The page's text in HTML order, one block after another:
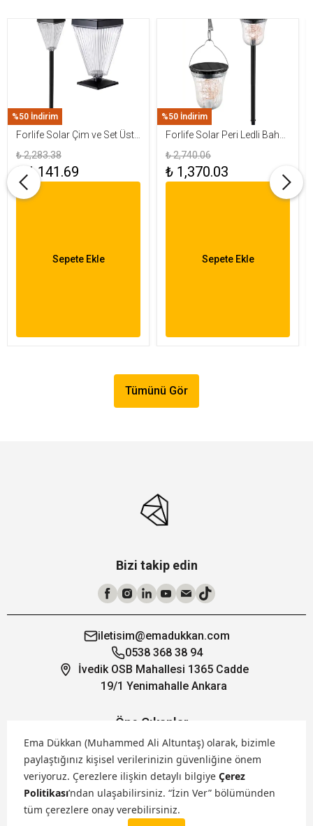
Ema Dükkan (Muhammed Ali Altuntaş) olarak, bizimle
paylaştığınız kişisel verilerinizin güvenliğine önem
veriyoruz. Çerezlere ilişkin detaylı bilgiye Çerez
Politikası’ndan ulaşabilirsiniz. “İzin Ver” bölümünden
tüm çerezlere onay verebilirsiniz.
%50 İndirim
Forlife Solar Çim ve Set Üstü
Armatür 15W FL-3283
₺ 2,283.38
₺ 1,141.69
Sepete Ekle
%50 İndirim
Forlife Solar Peri Ledli Bahçe
Aydınlatma Armatürü FL-
3284
₺ 2,740.06
₺ 1,370.03
Sepete Ekle
Tümünü Gör
Bizi takip edin
iletisim@emadukkan.com
0538 368 38 94
İvedik OSB Mahallesi 1365 Cadde
19/1 Yenimahalle Ankara
Öne Çıkanlar
Hakkımızda
Markalarımız